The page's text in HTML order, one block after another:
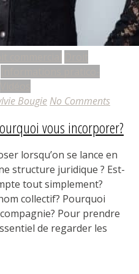
Bougie No Comments
vous incorporer?
lorsqu’on se lance en
structure juridique ? Est-
tout simplement?
collectif? Pourquoi
Pour prendre
de regarder les